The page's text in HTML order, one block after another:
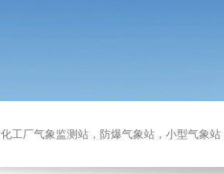
化工厂气象监测站，防爆气象站，小型气象站，化